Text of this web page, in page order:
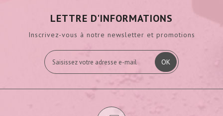
LETTRE D'INFORMATIONS
Inscrivez-vous à notre newsletter et promotions
OK